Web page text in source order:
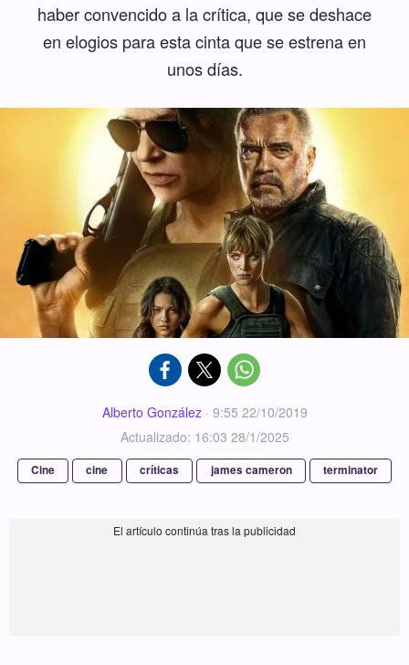
haber convencido a la crítica, que se deshace
en elogios para esta cinta que se estrena en
unos días.
Alberto González· 9:55 22/10/2019
Actualizado: 16:03 28/1/2025
Cine cine críticas james cameron terminator